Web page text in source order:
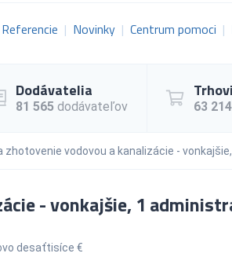
Referencie Novinky Centrum pomoci
Dodávatelia
81 565 dodávateľov 63 214
zhotovenie vodovou a kanalizácie -
- vonkajšie, 1
desaťtisíce €